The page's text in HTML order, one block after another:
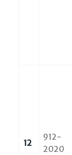
12
912-
2020